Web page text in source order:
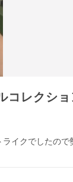
コレクシ
ライクでしたので